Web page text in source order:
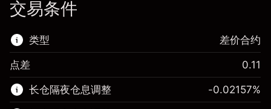
交易条件
类型
该金融市场可进行差价合约交易。
了解更多:
差价合约
点差 0.11
长仓隔夜仓息调整 -0.02157%